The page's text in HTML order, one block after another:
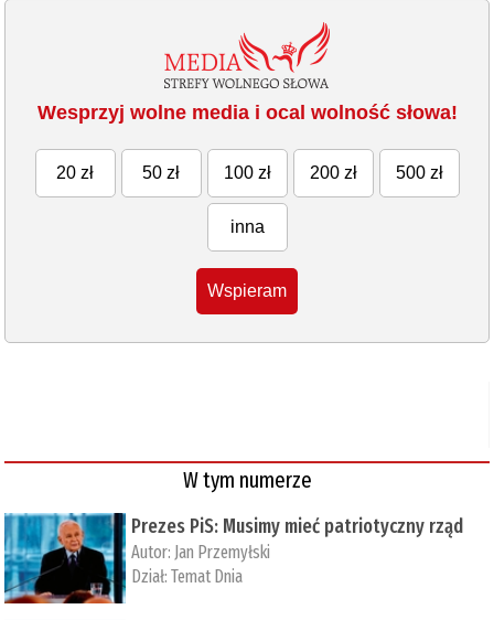
Wesprzyj wolne media i ocal wolność słowa!
20 zł 50 zł 100 zł 200 zł 500 zł
inna
Wspieram
W tym numerze
Prezes PiS: Musimy mieć patriotyczny rząd
Autor: Jan Przemyłski
Dział:Temat Dnia